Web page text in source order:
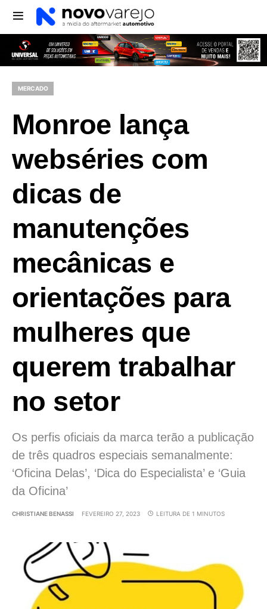
MERCADO
Monroe lança
webséries com
dicas de
manutenções
mecânicas e
orientações para
mulheres que
querem trabalhar
no setor
Os perfis oficiais da marca terão a publicação
de três quadros especiais semanalmente:
‘Oficina Delas’, ‘Dica do Especialista’ e ‘Guia
da Oficina’
CHRISTIANE BENASSI FEVEREIRO 27, 2023 LEITURA DE 1 MINUTOS